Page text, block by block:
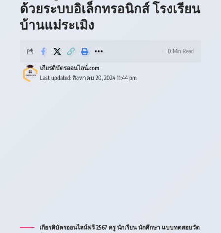
ด้วยระบบอิเล็กทรอนิกส์ โรงเรียน
บ้านแม่ระเมิง
Last updated: สิงหาคม 20, 2024 11:44 pm
เกียรติบัตรออนไลน์.com
0 Min Read
เกียรติบัตรออนไลน์ฟรี 2567 ครู นักเรียน นักศึกษา แบบทดสอบวัด